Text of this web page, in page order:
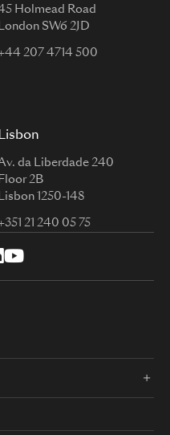
Holmead Road
London SW6 2JD
207 4714 500
da Liberdade 240
Floor 2B
Lisbon 1250-148
21 240 05 75